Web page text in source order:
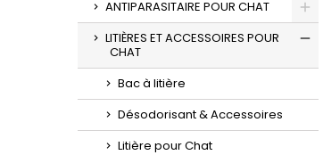
ANTIPARASITAIRE POUR CHAT
LITIÈRES ET ACCESSOIRES POUR
CHAT
Bac à litière
Désodorisant & Accessoires
Litière pour Chat